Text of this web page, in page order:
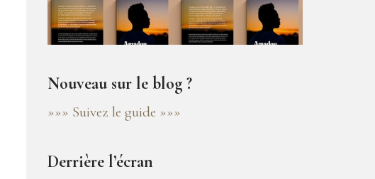
Nouveau sur le blog ?
»»» Suivez le guide »»»
Derrière l’écran